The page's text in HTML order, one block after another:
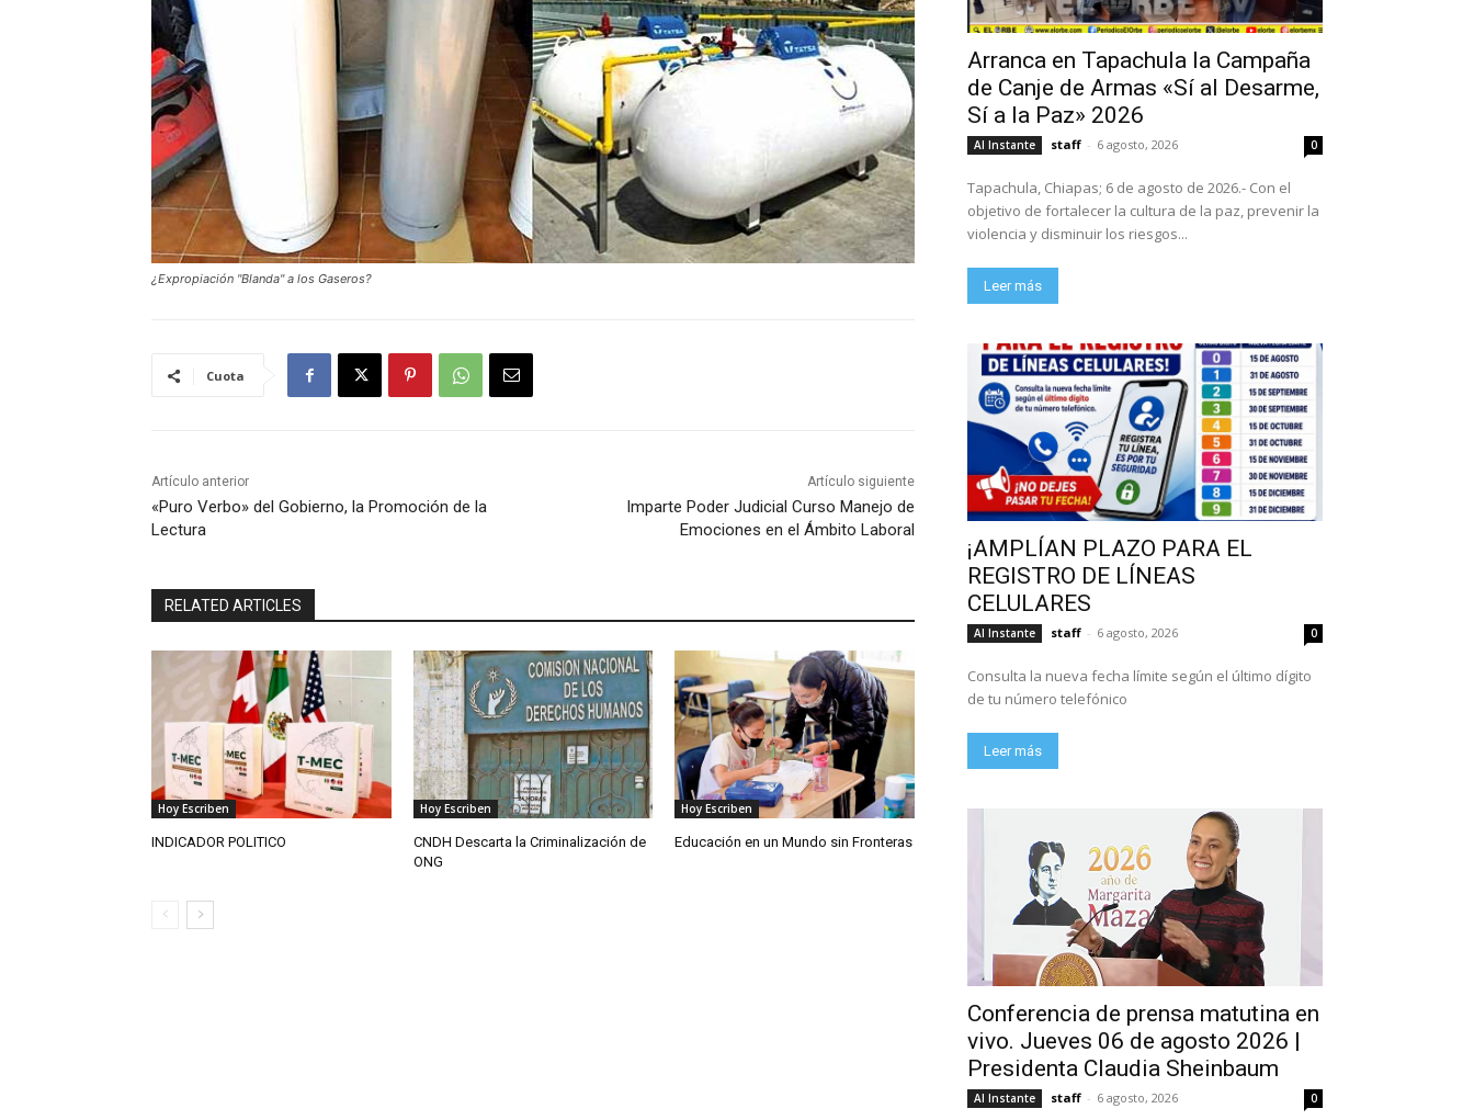
¿Expropiación "Blanda" a los Gaseros?
Cuota
Artículo anterior
«Puro Verbo» del Gobierno, la Promoción de la
Lectura
Artículo siguiente
Imparte Poder Judicial Curso Manejo de
Emociones en el Ámbito Laboral
RELATED ARTICLES
Hoy Escriben
INDICADOR POLITICO
Hoy Escriben
CNDH Descarta la Criminalización de
ONG
Hoy Escriben
Educación en un Mundo sin Fronteras
Arranca en Tapachula la Campaña
de Canje de Armas «Sí al Desarme,
Sí a la Paz» 2026
Al Instante staff - 6 agosto, 2026 0
Tapachula, Chiapas; 6 de agosto de 2026.- Con el
objetivo de fortalecer la cultura de la paz, prevenir la
violencia y disminuir los riesgos...
Leer más
¡AMPLÍAN PLAZO PARA EL
REGISTRO DE LÍNEAS
CELULARES
Al Instante staff - 6 agosto, 2026 0
Consulta la nueva fecha límite según el último dígito
de tu número telefónico
Leer más
Conferencia de prensa matutina en
vivo. Jueves 06 de agosto 2026 |
Presidenta Claudia Sheinbaum
Al Instante staff - 6 agosto, 2026 0